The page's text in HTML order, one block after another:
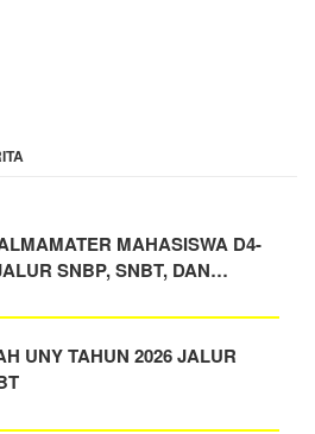
MAHASISWA D4-
SNBP, SNBT, DAN…
UNY TAHUN 2026 JALUR